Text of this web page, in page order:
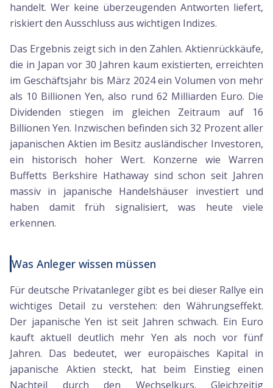
handelt. Wer keine überzeugenden Antworten liefert,
riskiert den Ausschluss aus wichtigen Indizes.
Das Ergebnis zeigt sich in den Zahlen. Aktienrückkäufe,
die in Japan vor 30 Jahren kaum existierten, erreichten
im Geschäftsjahr bis März 2024 ein Volumen von mehr
als 10 Billionen Yen, also rund 62 Milliarden Euro. Die
Dividenden stiegen im gleichen Zeitraum auf 16
Billionen Yen. Inzwischen befinden sich 32 Prozent aller
japanischen Aktien im Besitz ausländischer Investoren,
ein historisch hoher Wert. Konzerne wie Warren
Buffetts Berkshire Hathaway sind schon seit Jahren
massiv in japanische Handelshäuser investiert und
haben damit früh signalisiert, was heute viele
erkennen.
Was Anleger wissen müssen
Für deutsche Privatanleger gibt es bei dieser Rallye ein
wichtiges Detail zu verstehen: den Währungseffekt.
Der japanische Yen ist seit Jahren schwach. Ein Euro
kauft aktuell deutlich mehr Yen als noch vor fünf
Jahren. Das bedeutet, wer europäisches Kapital in
japanische Aktien steckt, hat beim Einstieg einen
Nachteil durch den Wechselkurs. Gleichzeitig